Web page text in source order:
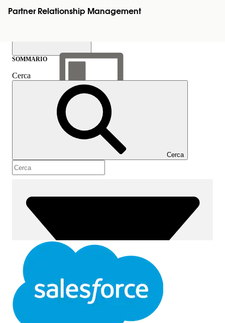
Partner Relationship Management
Mostra sommario
Sommario
SOMMARIO
Cerca
Cerca